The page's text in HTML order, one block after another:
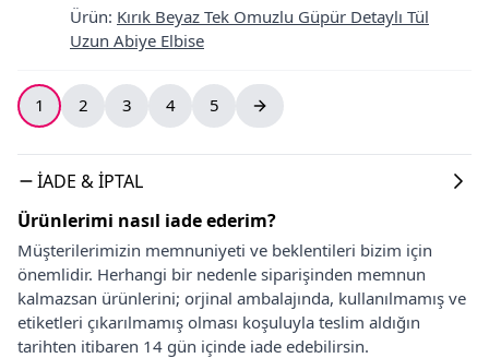
Ürün: Kırık Beyaz Tek Omuzlu Güpür Detaylı Tül
Uzun Abiye Elbise
1 2 3 4 5
İADE & İPTAL
Ürünlerimi nasıl iade ederim?
Müşterilerimizin memnuniyeti ve beklentileri bizim için
önemlidir. Herhangi bir nedenle siparişinden memnun
kalmazsan ürünlerini; orjinal ambalajında, kullanılmamış ve
etiketleri çıkarılmamış olması koşuluyla teslim aldığın
tarihten itibaren 14 gün içinde iade edebilirsin.